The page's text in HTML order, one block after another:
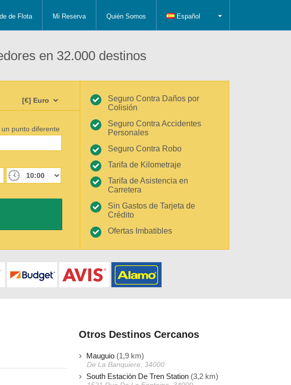
de Flota Mi Reserva Quién Somos Español
en 32.000 destinos
punto diferente
Seguro Contra Daños por
Colisión
Seguro Contra Accidentes
Personales
Seguro Contra Robo
Tarifa de Kilometraje
Tarifa de Asistencia en
Carretera
Sin Gastos de Tarjeta de
Crédito
Ofertas Imbatibles
Otros Destinos Cercanos
Mauguio (1,9 km)
De La Banquiere, 34000
South Estación De Tren Station (3,2 km)